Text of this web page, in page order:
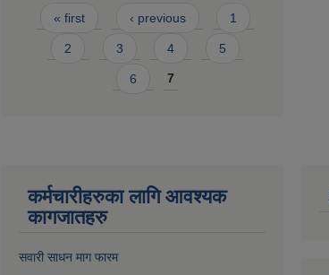
Pages
« first ‹ previous 1
2 3 4 5
6 7
कर्मचारीहरुका लागि आवश्यक
कागजातहरु
सवारी साधन माग फारम